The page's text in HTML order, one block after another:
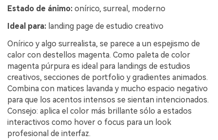
Estado de ánimo: onírico, surreal, moderno
Ideal para: landing page de estudio creativo
Onírico y algo surrealista, se parece a un espejismo de
calor con destellos magenta. Como paleta de color
magenta púrpura es ideal para landings de estudios
creativos, secciones de portfolio y gradientes animados.
Combina con matices lavanda y mucho espacio negativo
para que los acentos intensos se sientan intencionados.
Consejo: aplica el color más brillante sólo a estados
interactivos como hover o focus para un look
profesional de interfaz.